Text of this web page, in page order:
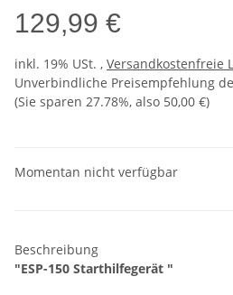
129,99 €
inkl. 19% USt. , Versandkostenfreie
Unverbindliche Preisempfehlung
(Sie sparen 27.78%, also 50,00 €)
Momentan nicht verfügbar
Beschreibung
"ESP-150 Starthilfegerät "